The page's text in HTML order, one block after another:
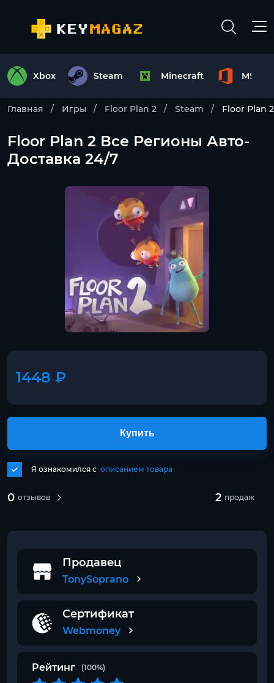
Xbox Steam Minecraft MS
Главная Игры Floor Plan 2 Steam Floor Plan
Floor Plan 2 Все Регионы Авто-
Доставка 24/7
1448 ₽
0 отзывов 2 продаж
Я ознакомился с описанием товара
Купить
Продавец
TonySoprano
Сертификат
Webmoney
Рейтинг (100%)